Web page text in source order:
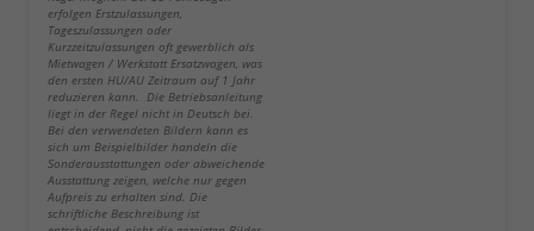
erfolgen Erstzulassungen,
Tageszulassungen oder
Kurzzeitzulassungen oft gewerblich als
Mietwagen / Werkstatt Ersatzwagen, was
den ersten HU/AU Zeitraum auf 1 Jahr
reduzieren kann. Die Betriebsanleitung
liegt in der Regel nicht in Deutsch bei.
Bei den verwendeten Bildern kann es
sich um Beispielbilder handeln die
Sonderausstattungen oder abweichende
Ausstattung zeigen, welche nur gegen
Aufpreis zu erhalten sind. Die
schriftliche Beschreibung ist